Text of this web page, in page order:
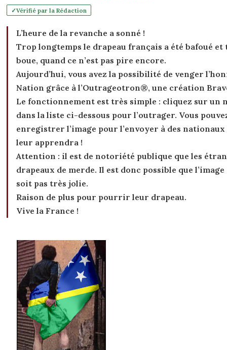
Vérifié par la Rédaction
L’heure de la revanche a sonné !
Trop longtemps le drapeau français a été bafoué et
boue, quand ce n’est pas pire encore.
Aujourd’hui, vous avez la possibilité de venger
Nation grâce à l’Outrageotron®, une création
Le fonctionnement est très simple : cliquez sur un
dans la liste ci-dessous pour l’outrager. Vous
enregistrer l’image pour l’envoyer à des nationaux
leur apprendra !
Attention : il est de notoriété publique que les
drapeaux de merde. Il est donc possible que
soit pas très jolie.
Raison de plus pour pourrir leur drapeau.
Vive la France !